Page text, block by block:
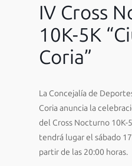
IV Cross
10K-5K
Coria”
La Concejalía de
Coria anuncia la
del Cross Nocturno 10K-
tendrá lugar el sábado
partir de las 20:00 horas.